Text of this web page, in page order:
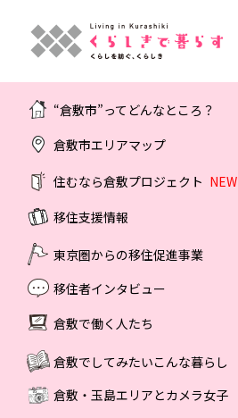
“倉敷市”ってどんなところ？
倉敷市エリアマップ
住むなら倉敷プロジェクト NEW
移住支援情報
東京圏からの移住促進事業
移住者インタビュー
倉敷で働く人たち
倉敷でしてみたいこんな暮らし
倉敷・玉島エリアとカメラ女子